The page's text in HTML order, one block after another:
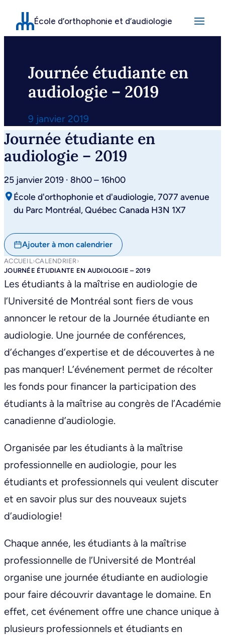
Aller
contenu
École d’orthophonie et d’audiologie
Journée étudiante en
audiologie – 2019
9 janvier 2019
Journée étudiante en
audiologie – 2019
25 janvier 2019 · 8h00 – 16h00
École d'orthophonie et d'audiologie, 7077 avenue
du Parc Montréal, Québec Canada H3N 1X7
Ajouter à mon calendrier
ACCUEIL ›CALENDRIER›
JOURNÉE ÉTUDIANTE EN AUDIOLOGIE – 2019
Les étudiants à la maîtrise en audiologie de
l’Université de Montréal sont fiers de vous
annoncer le retour de la Journée étudiante en
audiologie. Une journée de conférences,
d’échanges d’expertise et de découvertes à ne
pas manquer! L’événement permet de récolter
les fonds pour financer la participation des
étudiants à la maîtrise au congrès de l’Académie
canadienne d’audiologie.
Organisée par les étudiants à la maîtrise
professionnelle en audiologie, pour les
étudiants et professionnels qui veulent discuter
et en savoir plus sur des nouveaux sujets
d’audiologie!
Chaque année, les étudiants à la maîtrise
professionnelle de l’Université de Montréal
organise une journée étudiante en audiologie
pour faire découvrir davantage le domaine. En
effet, cet événement offre une chance unique à
plusieurs professionnels et étudiants en